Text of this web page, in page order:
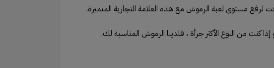
مستوى لعبة الرموش مع هذه العلامة التجارية المتميزة.
كنت من النوع الأكثر جرأة ، فلدينا الرموش المناسبة لك.